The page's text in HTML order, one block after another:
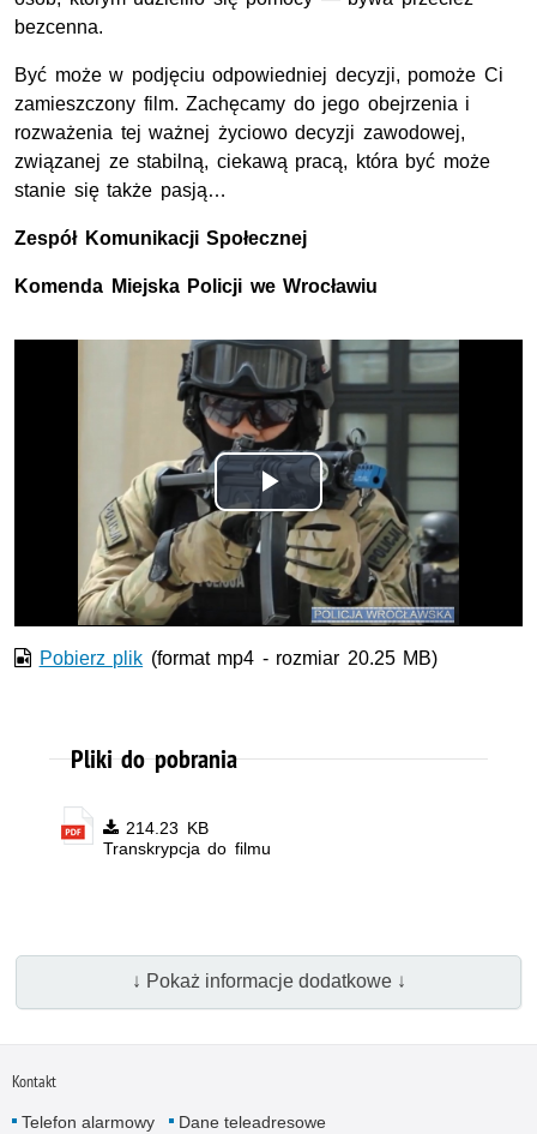
bezcenna.
Być może w podjęciu odpowiedniej decyzji, pomoże Ci
zamieszczony film. Zachęcamy do jego obejrzenia i
rozważenia tej ważnej życiowo decyzji zawodowej,
związanej ze stabilną, ciekawą pracą, która być może
stanie się także pasją…
Zespół Komunikacji Społecznej
Komenda Miejska Policji we Wrocławiu
Opis filmu: Film prezentujący pracę policjantów
Odtwórz
wideo
Pobierz plik (format mp4 - rozmiar 20.25 MB)
Pliki do pobrania
214.23 KB
Transkrypcja do filmu
↓ Pokaż informacje dodatkowe ↓
Kontakt
Telefon alarmowy
Dane teleadresowe